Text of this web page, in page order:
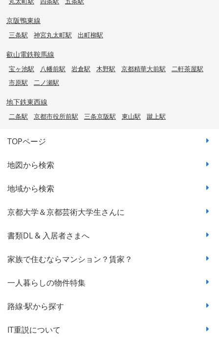
京阪鴨東線
三条駅 神宮丸太町駅 出町柳駅
叡山電鉄鞍馬線
宝ヶ池駅 八幡前駅 岩倉駅 木野駅 京都精華大前駅
二軒茶屋駅
市原駅
二ノ瀬駅
地下鉄東西線
二条駅 京都市役所前駅 三条京阪駅 東山駅 蹴上駅
TOPページ
地図から検索
地域から検索
京都大学＆京都芸術大学生さんに
書類DL & 入居者さまへ
家族で住むならマンション？賃家？
一人暮らしの物件特集
路線·駅から探す
IT重説について